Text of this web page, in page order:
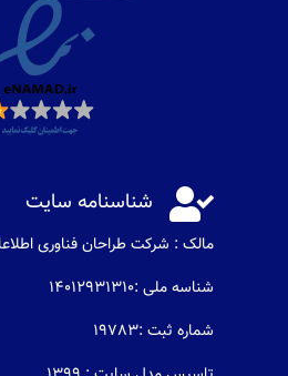
 شناسنامه سایت
مالک : شرکت طراحان فناوری
شناسه ملی :14012931310
شماره ثبت :19783